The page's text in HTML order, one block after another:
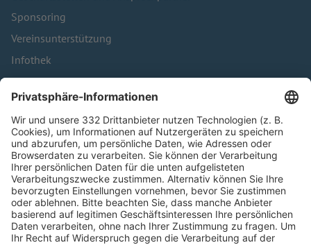
Sponsoring
Vereinsunterstützung
Infothek
Kontakt
HÄUFIG BESUCHTE SEITEN
Pässe und Vereinswechsel
Trainerausbildung
Schulungsangebot Vereinsmitarbeiter
BFV-Geschäftsstellen
Trainerbörse